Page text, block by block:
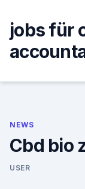
content
jobs für
NEWS
Cbd bio
USER